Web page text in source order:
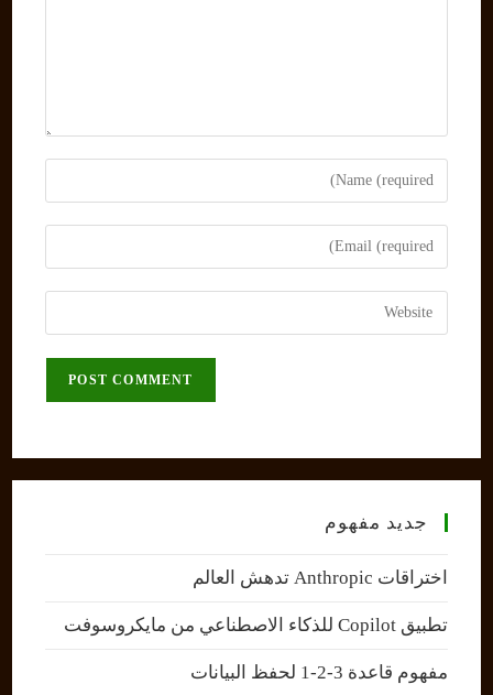
Enter
your
name
comment
Enter
your
email
address
Enter
your
جديد مفهوم
اختراقات Anthropic تدهش العالم
تطبيق Copilot للذكاء الاصطناعي من مايكروسوفت
مفهوم قاعدة 3-2-1 لحفظ البيانات